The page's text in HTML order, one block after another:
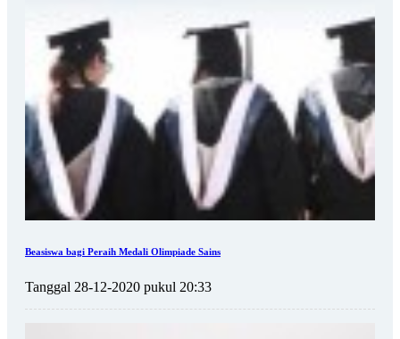
Beasiswa bagi Peraih Medali Olimpiade Sains
Tanggal 28-12-2020 pukul 20:33